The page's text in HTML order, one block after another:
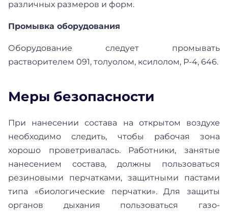
различных размеров и форм.
Промывка оборудования
Оборудование следует промывать
растворителем 091, толуолом, ксилолом, Р-4, 646.
Меры безопасности
При нанесении состава на открытом воздухе
необходимо следить, чтобы рабочая зона
хорошо проветривалась. Работники, занятые
нанесением состава, должны пользоваться
резиновыми перчатками, защитными пастами
типа «биологические перчатки». Для защиты
органов дыхания пользоваться газо-